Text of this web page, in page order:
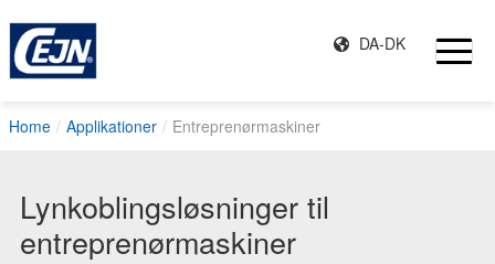
DA-DK
Home Applikationer Entreprenørmaskiner
Lynkoblingsløsninger til
entreprenørmaskiner